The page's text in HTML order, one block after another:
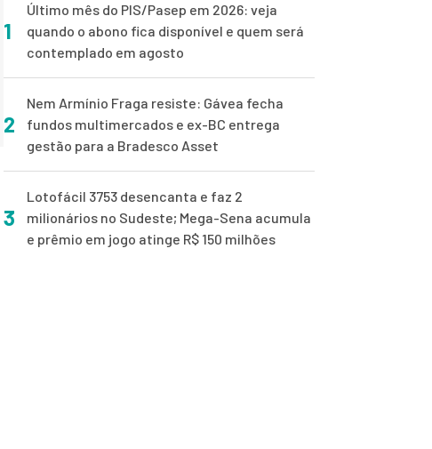
1
Último mês do PIS/Pasep em 2026: veja
quando o abono fica disponível e quem será
contemplado em agosto
2
Nem Armínio Fraga resiste: Gávea fecha
fundos multimercados e ex-BC entrega
gestão para a Bradesco Asset
3
Lotofácil 3753 desencanta e faz 2
milionários no Sudeste; Mega-Sena acumula
e prêmio em jogo atinge R$ 150 milhões